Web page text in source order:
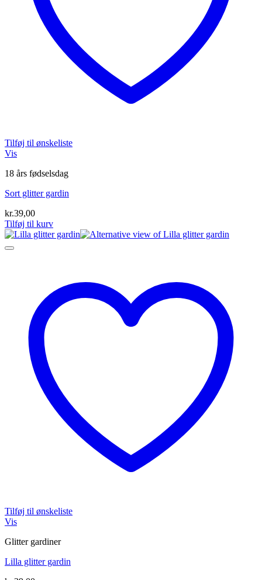
Tilføj til ønskeliste
Vis
18 års fødselsdag
Sort glitter gardin
kr.39,00
Tilføj til kurv
Tilføj til ønskeliste
Vis
Glitter gardiner
Lilla glitter gardin